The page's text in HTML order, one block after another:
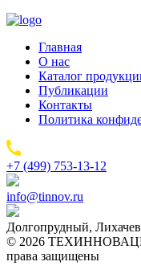
Главная
О нас
Каталог
Публикации
Контакты
Политика
+7 (499) 753-13-12
info@tinnov.ru
Долгопрудный,
© 2026
права защищены